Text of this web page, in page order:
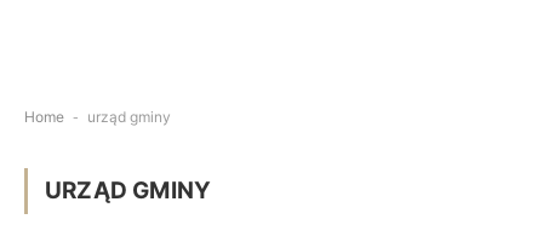
Home - urząd gminy
URZĄD GMINY